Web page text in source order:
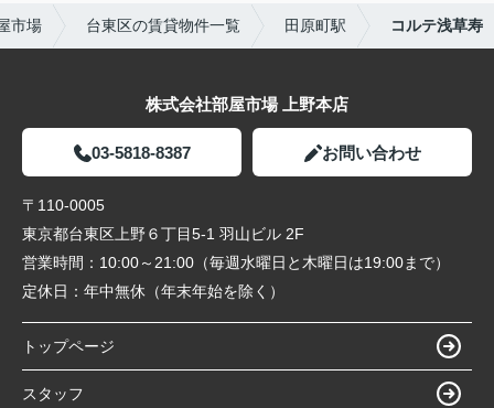
市場 台東区の賃貸物件一覧 田原町駅 コルテ浅草寿
株式会社部屋市場 上野本店
03-5818-8387 お問い合わせ
〒110-0005
東京都台東区上野６丁目5-1 羽山ビル 2F
営業時間： 10:00～21:00（毎週水曜日と木曜日は19:00まで）
定休日： 年中無休（年末年始を除く）
トップページ
スタッフ